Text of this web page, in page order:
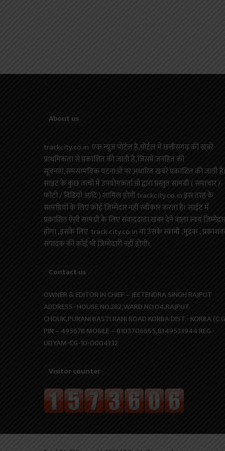
About us
trackcity.co.in एक न्यूज़ पोर्टल है,पोर्टल में छत्तीसगढ़ की खबरें
प्राथमिकता से प्रकाशित की जाती है,जिसमें जनहित की
सूचनाएं,समसामयिक घटनाओं पर अधारित खबरें प्रकाशित की जाती
साइट के कुछ तत्वों में उपयोगकर्ताओं द्वारा प्रस्तुत सामग्री ( समाचार /
फोटो / विडियो आदि ) शामिल होगी.trackcity.co.in इस तरह के
सामग्रियों के लिए कोई ज़िम्मेदार नहीं स्वीकार करता है। साईट में
प्रकाशित ऐसी सामग्री के लिए संवाददाता खबर देने वाला स्वयं
होगा ,इसके लिए track city.co.in या उसके स्वामी ,मुद्रक , प्रकाशक
संपादक की कोई भी जिम्मेदारी नहीं होगी।
Contact us
OWNER & EDITOR IN CHIEF – JEETENDRA SINGH RAJPUT
ADDRESS- HOUSE NO.282,WARD NO.04,RAJPUT
CHOUK,PURANI BASTI RANI ROAD KORBA DIST.- KORBA
PIN – 495678 MOBILE – 8103706665,8349533944 REG.-
UDYAM-CG-10-0004332
Visitor counter